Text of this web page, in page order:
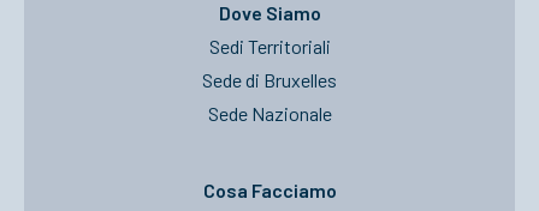
Dove Siamo
Sedi Territoriali
Sede di Bruxelles
Sede Nazionale
Cosa Facciamo